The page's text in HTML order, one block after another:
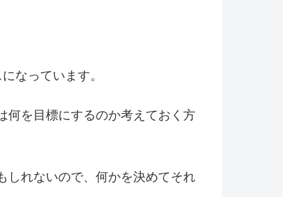
なっています。
何を目標にするのか考えておく方
しれないので、何かを決めてそれ